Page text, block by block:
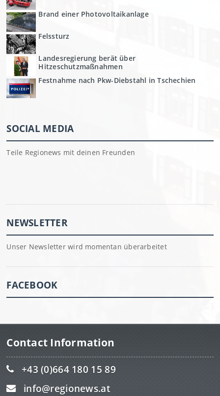
Brand einer Photovoltaikanlage
Felssturz
Landesregierung berät über
Hitzeschutzmaßnahmen
Festnahme nach Pkw-Diebstahl in Tschechien
SOCIAL MEDIA
Teile Regionews mit deinen Freunden
NEWSLETTER
Unser Newsletter wird momentan überarbeitet
FACEBOOK
Contact Information
+43 (0)664 180 15 89
info@regionews.at